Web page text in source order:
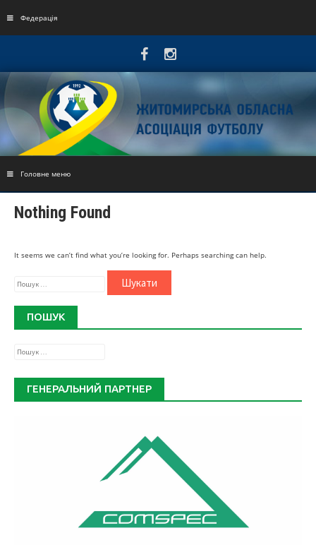
Федерація
Головне меню
Nothing Found
It seems we can’t find what you’re looking for. Perhaps searching can help.
Пошук:
ПОШУК
Пошук:
ГЕНЕРАЛЬНИЙ ПАРТНЕР